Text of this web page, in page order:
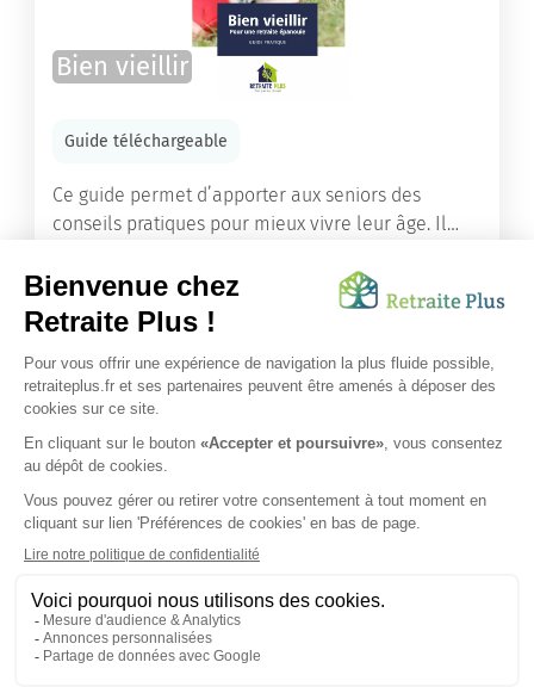
Bien vieillir
Guide téléchargeable
Ce guide permet d’apporter aux seniors des
conseils pratiques pour mieux vivre leur âge. Il
améliorer sa santé grâce à l’alimentation...
Lire l'article
Vous avez besoin d’une aide de nos équipes ?
Obtenir les tarifs & disponibilités
SUIVEZ-NOUS SUR :
Protection données personnelles